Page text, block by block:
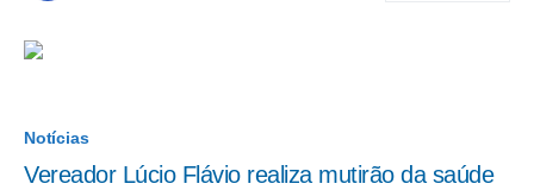
Notícias
Vereador Lúcio Flávio realiza mutirão da saúde